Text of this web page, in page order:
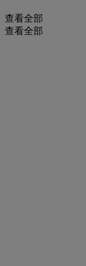
查看全部
查看全部